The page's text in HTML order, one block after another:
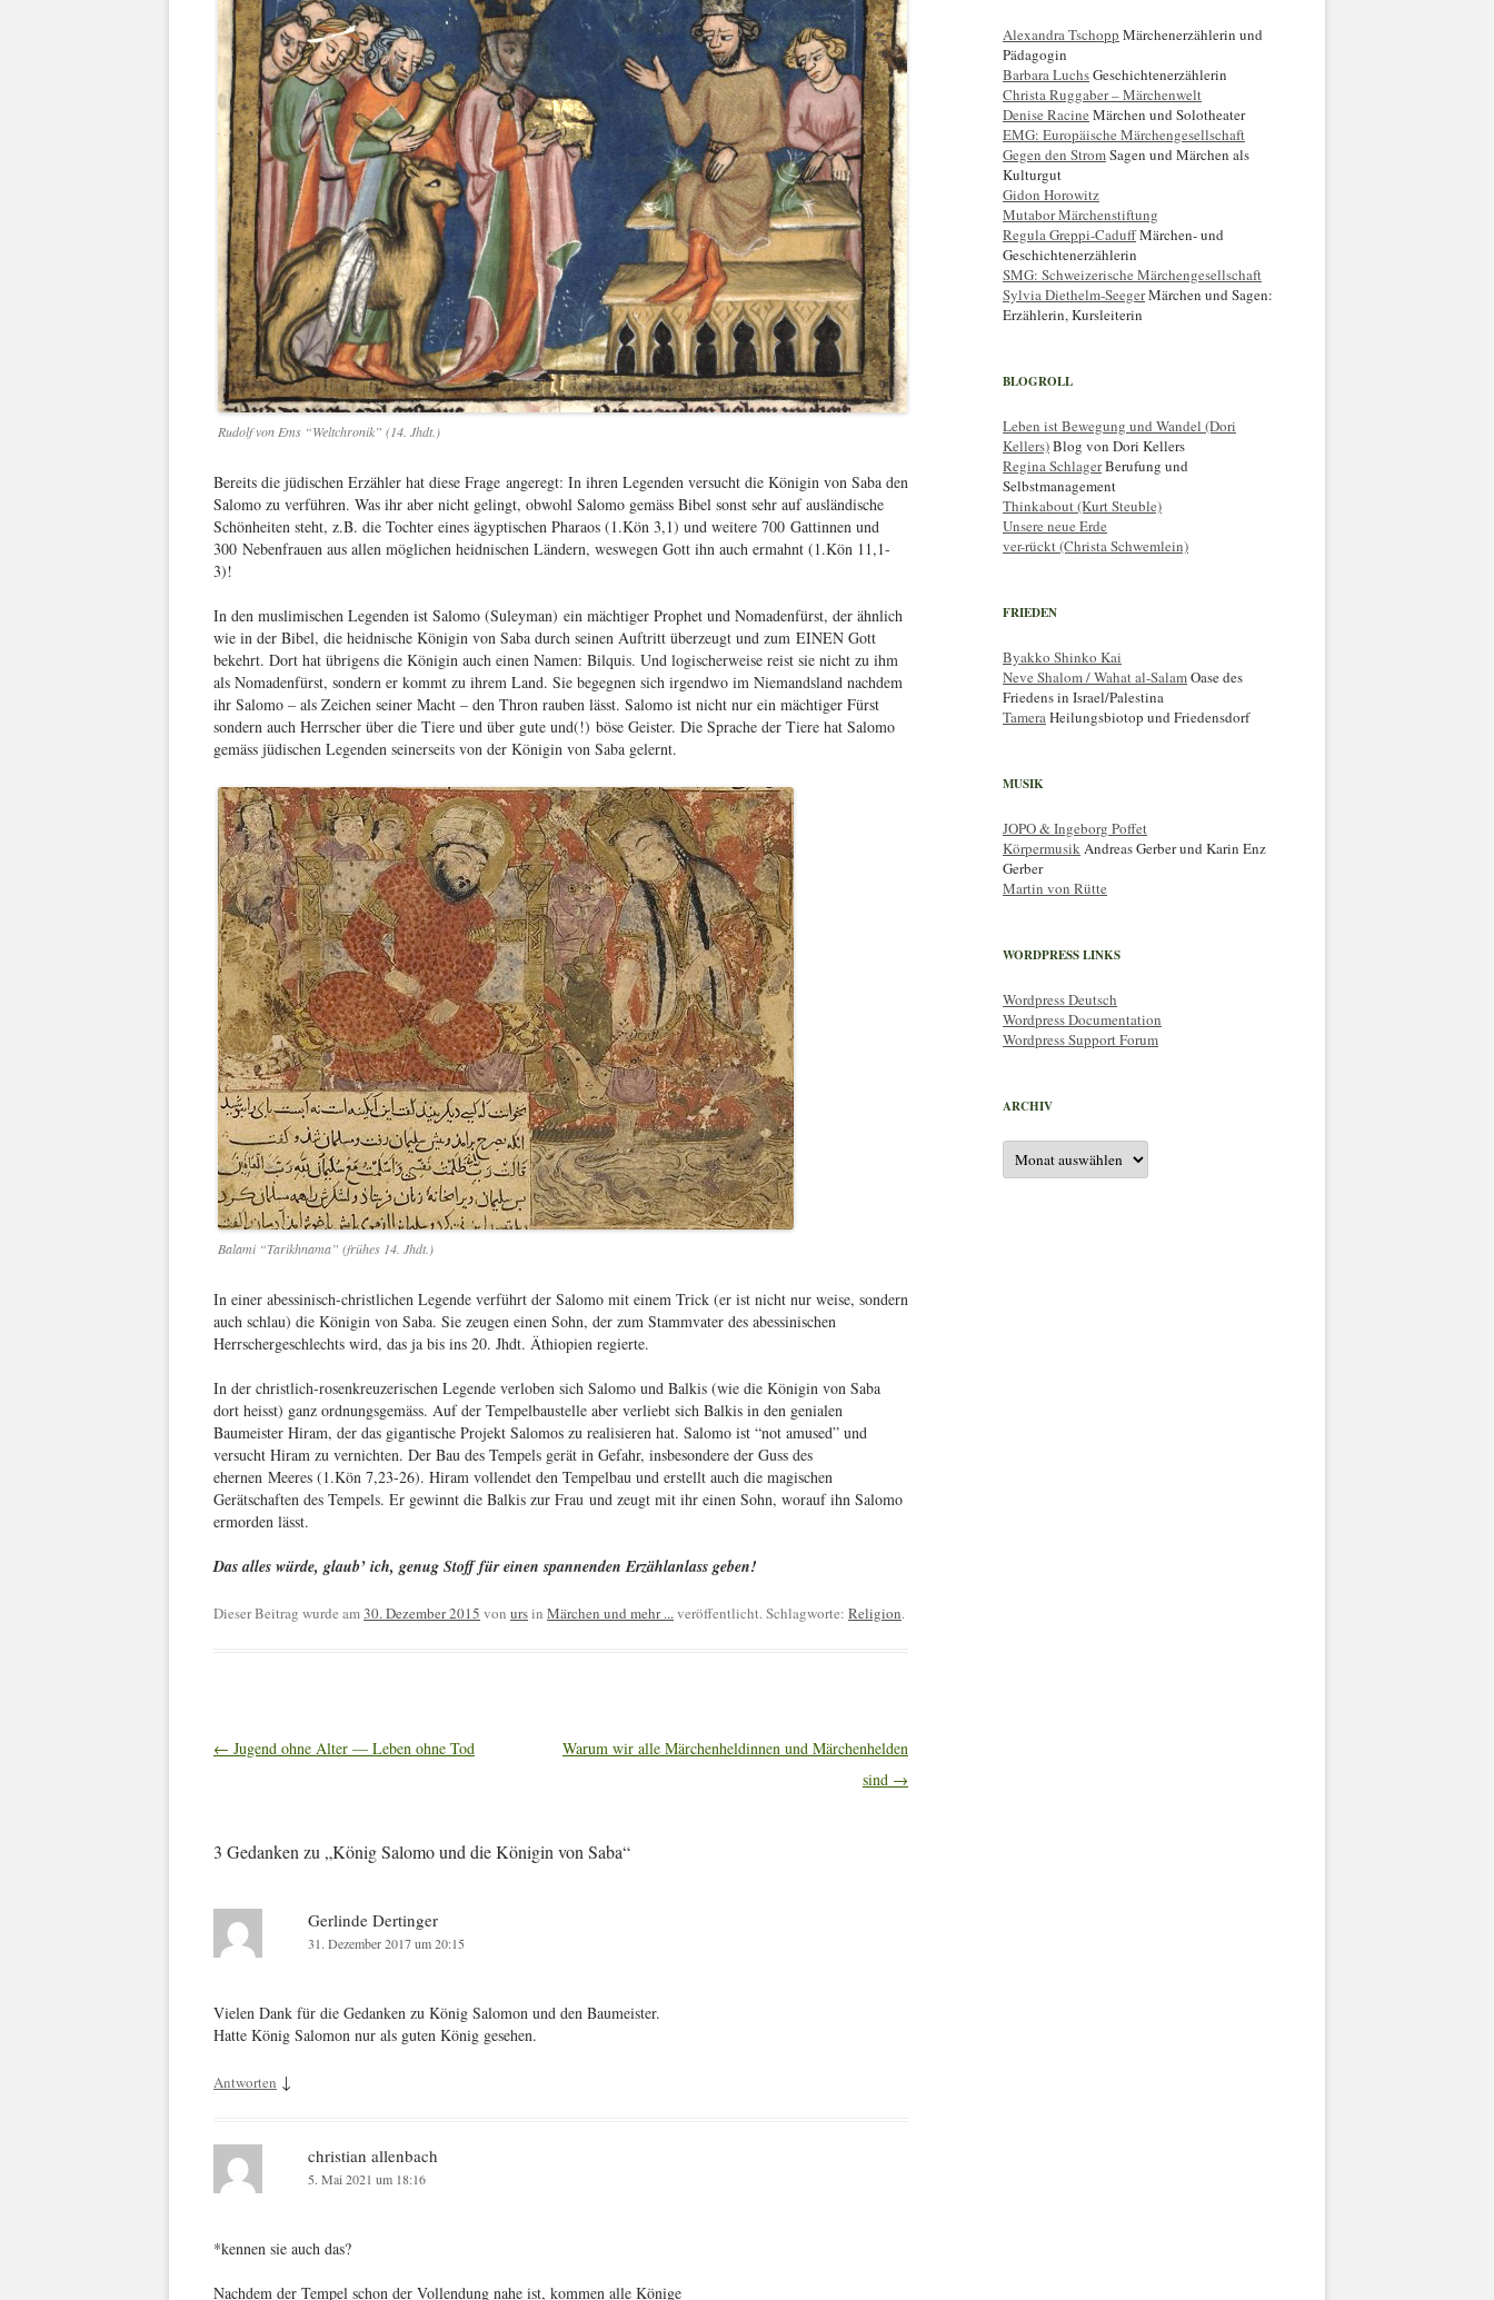
Rudolf von Ems “Weltchronik” (14. Jhdt.)
Bereits die jüdischen Erzähler hat diese Frage angeregt: In ihren Legenden versucht die Königin von Saba den
Salomo zu verführen. Was ihr aber nicht gelingt, obwohl Salomo gemäss Bibel sonst sehr auf ausländische
Schönheiten steht, z.B. die Tochter eines ägyptischen Pharaos (1.Kön 3,1) und weitere 700 Gattinnen und
300 Nebenfrauen aus allen möglichen heidnischen Ländern, weswegen Gott ihn auch ermahnt (1.Kön 11,1-
3)!
In den muslimischen Legenden ist Salomo (Suleyman) ein mächtiger Prophet und Nomadenfürst, der ähnlich
wie in der Bibel, die heidnische Königin von Saba durch seinen Auftritt überzeugt und zum EINEN Gott
bekehrt. Dort hat übrigens die Königin auch einen Namen: Bilquis. Und logischerweise reist sie nicht zu ihm
als Nomadenfürst, sondern er kommt zu ihrem Land. Sie begegnen sich irgendwo im Niemandsland nachdem
ihr Salomo – als Zeichen seiner Macht – den Thron rauben lässt. Salomo ist nicht nur ein mächtiger Fürst
sondern auch Herrscher über die Tiere und über gute und(!) böse Geister. Die Sprache der Tiere hat Salomo
gemäss jüdischen Legenden seinerseits von der Königin von Saba gelernt.
Balami “Tarikhnama” (frühes 14. Jhdt.)
In einer abessinisch-christlichen Legende verführt der Salomo mit einem Trick (er ist nicht nur weise, sondern
auch schlau) die Königin von Saba. Sie zeugen einen Sohn, der zum Stammvater des abessinischen
Herrschergeschlechts wird, das ja bis ins 20. Jhdt. Äthiopien regierte.
In der christlich-rosenkreuzerischen Legende verloben sich Salomo und Balkis (wie die Königin von Saba
dort heisst) ganz ordnungsgemäss. Auf der Tempelbaustelle aber verliebt sich Balkis in den genialen
Baumeister Hiram, der das gigantische Projekt Salomos zu realisieren hat. Salomo ist “not amused” und
versucht Hiram zu vernichten. Der Bau des Tempels gerät in Gefahr, insbesondere der Guss des
ehernen Meeres (1.Kön 7,23-26). Hiram vollendet den Tempelbau und erstellt auch die magischen
Gerätschaften des Tempels. Er gewinnt die Balkis zur Frau und zeugt mit ihr einen Sohn, worauf ihn Salomo
ermorden lässt.
Das alles würde, glaub’ ich, genug Stoff für einen spannenden Erzählanlass geben!
Dieser Beitrag wurde am30. Dezember 2015 von ursin Märchen und mehr ...veröffentlicht. Schlagworte: Religion.
Artikel-
← Jugend ohne Alter — Leben ohne Tod
Warum wir alle Märchenheldinnen und Märchenhelden
sind →
3 Gedanken zu „König Salomo und die Königin von Saba“
Gerlinde Dertinger
31. Dezember 2017 um 20:15
Vielen Dank für die Gedanken zu König Salomon und den Baumeister.
Hatte König Salomon nur als guten König gesehen.
Antworten ↓
christian allenbach
5. Mai 2021 um 18:16
*kennen sie auch das?
Nachdem der Tempel schon der Vollendung nahe ist, kommen alle Könige
Alexandra Tschopp Märchenerzählerin und
Pädagogin
Barbara LuchsGeschichtenerzählerin
Christa Ruggaber – Märchenwelt
Denise Racine Märchen und Solotheater
EMG: Europäische Märchengesellschaft
Gegen den StromSagen und Märchen als
Kulturgut
Gidon Horowitz
Mutabor Märchenstiftung
Regula Greppi-CaduffMärchen- und
Geschichtenerzählerin
SMG: Schweizerische Märchengesellschaft
Sylvia Diethelm-SeegerMärchen und Sagen:
Erzählerin, Kursleiterin
BLOGROLL
Leben ist Bewegung und Wandel (Dori
Kellers)Blog von Dori Kellers
Regina SchlagerBerufung und
Selbstmanagement
Thinkabout (Kurt Steuble)
Unsere neue Erde
ver-rückt (Christa Schwemlein)
FRIEDEN
Byakko Shinko Kai
Neve Shalom / Wahat al-SalamOase des
Friedens in Israel/Palestina
TameraHeilungsbiotop und Friedensdorf
MUSIK
JOPO & Ingeborg Poffet
KörpermusikAndreas Gerber und Karin Enz
Gerber
Martin von Rütte
WORDPRESS LINKS
Wordpress Deutsch
Wordpress Documentation
Wordpress Support Forum
ARCHIV
Archiv